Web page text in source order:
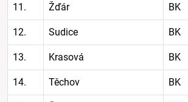
11. Žďár BK
12. Sudice BK
13. Krasová BK
14. Těchov BK